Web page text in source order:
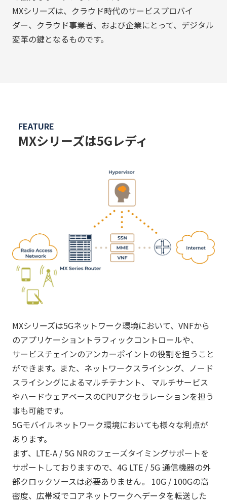
MXシリーズは、クラウド時代のサービスプロバイ
ダー、クラウド事業者、および企業にとって、デジタル
変革の鍵となるものです。
FEATURE
MXシリーズは5Gレディ
MXシリーズは5Gネットワーク環境において、VNFから
のアプリケーショントラフィックコントロールや、
サービスチェインのアンカーポイントの役割を担うこと
ができます。また、ネットワークスライシング、ノード
スライシングによるマルチテナント、 マルチサービス
やハードウェアベースのCPUアクセラレーションを担う
事も可能です。
5Gモバイルネットワーク環境においても様々な利点が
あります。
まず、LTE-A / 5G NRのフェーズタイミングサポートを
サポートしておりますので、4G LTE / 5G 通信機器の外
部クロックソースは必要ありません。 10G / 100Gの高
密度、広帯域でコアネットワークへデータを転送した